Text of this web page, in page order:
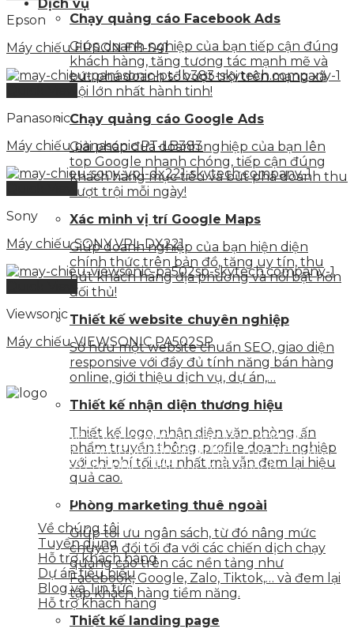
Dịch vụ
Chạy quảng cáo Facebook Ads
Giúp doanh nghiệp của bạn tiếp cận đúng
khách hàng, tăng tương tác mạnh mẽ và
bứt phá doanh số vượt trội trên mạng xã
hội lớn nhất hành tinh!
Chạy quảng cáo Google Ads
Giải pháp đưa doanh nghiệp của bạn lên
top Google nhanh chóng, tiếp cận đúng
khách hàng mục tiêu và bứt phá doanh thu
vượt trội mỗi ngày!
Xác minh vị trí Google Maps
Giúp doanh nghiệp của bạn hiện diện
chính thức trên bản đồ, tăng uy tín, thu
hút khách hàng địa phương và nổi bật hơn
đối thủ!
Thiết kế website chuyên nghiệp
Sở hữu một website chuẩn SEO, giao diện
responsive với đầy đủ tính năng bán hàng
online, giới thiệu dịch vụ, dự án,…
Thiết kế nhận diện thương hiệu
Thiết kế logo, nhận diện văn phòng, ấn
phẩm truyền thông, profile doanh nghiệp
với chi phí tối ưu nhất mà vẫn đem lại hiệu
quả cao.
Phòng marketing thuê ngoài
Giúp tối ưu ngân sách, từ đó nâng mức
chuyển đổi tối đa với các chiến dịch chạy
quảng cáo trên các nền tảng như
Facebook, Google, Zalo, Tiktok,… và đem lại
tập khách hàng tiềm năng.
Thiết kế landing page
Epson
Máy chiếu EPSON EB-S41
Panasonic
Máy chiếu panasonic PT-LB383
Sony
Máy chiếu SONY VPL-DX221
Viewsonic
Máy chiếu VIEWSONIC PA502SP
thể, toàn diện giúp doanh nghiệp xây dựng một
thương hiệu mạnh và bán hàng hiệu quả trên các
nền tảng số cho nhiều lĩnh vực kinh doanh
LIÊN KẾT NHANH
Về chúng tôi
Tuyển dụng
Hỗ trợ khách hàng
Dự án tiêu biểu
Blog và Tin tức
Hỗ trợ khách hàng